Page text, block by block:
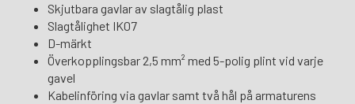
Skjutbara gavlar av slagtålig plast
Slagtålighet IK07
D-märkt
Överkopplingsbar 2,5 mm² med 5-polig plint vid varje
gavel
Kabelinföring via gavlar samt två hål på armaturens